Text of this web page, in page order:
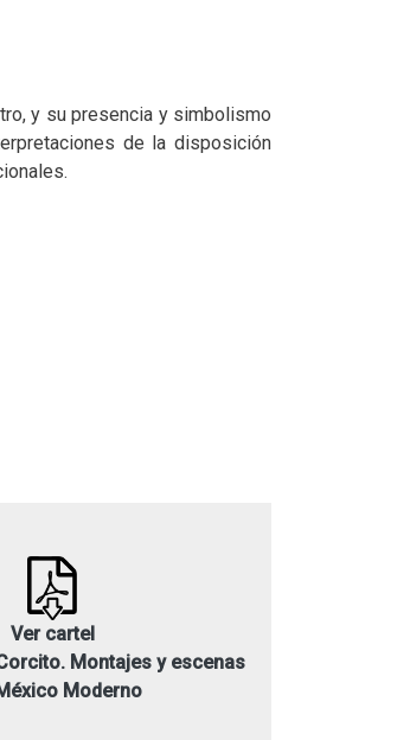
y su presencia y simbolismo
de la disposición
Ver cartel
Montajes y escenas
Moderno